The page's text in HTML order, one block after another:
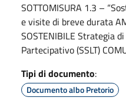
SOTTOMISURA 1.3 –
e visite di breve durata
SOSTENIBILE Strategia
Partecipativo (SSLT)
Tipi di documento:
Documento albo Pretorio